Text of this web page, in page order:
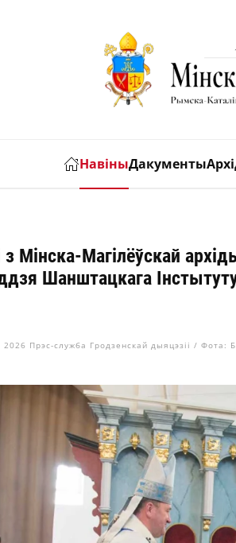
НавіныДакументы
з Мінска-Магілёўскай
Шанштацкага
2026 Прэс-служба Гродзенскай дыяцэзіі / Фота: